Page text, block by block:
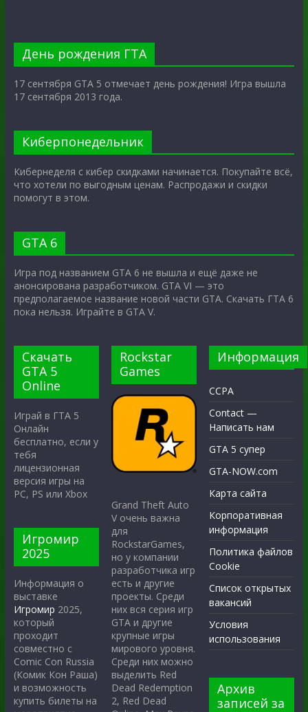
День рождения ГТА
17 сентября GTA 5 отмечает день рождения! Игра вышла
17 сентября 2013 года.
Киберпонедельник
Кибернеделя с кибер скидками начинается. Покупайте всё,
что хотели по выгодным ценам. Распродажи и скидки
помогут в этом.
GTA 6
Игра под названием GTA 6 не вышла и ещё даже не
анонсирована разработчиком. GTA VI — это
предполагаемое название новой части GTA. Скачать ГТА 6
пока нельзя. Играйте в GTA V.
Скачать
GTA 5
Online
Играй в ГТА 5
Онлайн
бесплатно, если у
тебя
лицензионная
версия игры на
PC, PS или Xbox
Игромир
2025
Информация о
выставке
Игромир 2025,
который
проходит
совместно с
Comic Con Russia
(Комик Кон Раша)
и возможность
купить билеты на
Rockstar
Games
Grand Theft Auto
V очень важна
для
RockstarGames,
но у компании
разработчика игр
есть и другие
проекты. Среди
них вся серия игр
GTA и другие
крупные игры
мирового уровня.
Среди них можно
выделить Red
Dead Redemption
2, Red Dead
Информация
CCPA
Contact —
Написать нам
GTA 5 супер
GTA-NOW.com
Карта сайта
Корпоративная
информация
Политика файлов
Cookie
Список открытых
вакансий
Условия
использования
Архив
записей за